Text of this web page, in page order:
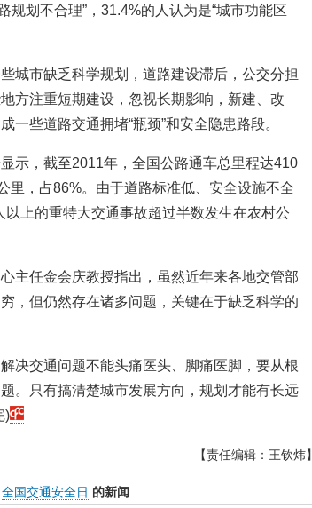
规划不合理”，31.4%的人认为是“城市功能区
城市缺乏科学规划，道路建设滞后，公交分担
方注重短期建设，忽视长期影响，新建、改
些道路交通拥堵“瓶颈”和安全隐患路段。
示，截至2011年，全国公路通车总里程达410
里，占86%。由于道路标准低、安全设施不全
上的重特大交通事故超过半数发生在农村公
主任金会庆教授指出，虽然近年来各地交管部
，但仍然存在诸多问题，关键在于缺乏科学的
决交通问题不能头痛医头、脚痛医脚，要从根
。只有搞清楚城市发展方向，规划才能有长远
)
【责任编辑：王钦炜】
全国交通安全日 的新闻